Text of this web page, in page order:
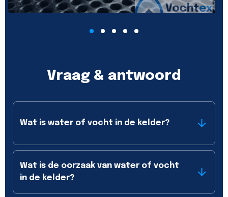
Vraag & antwoord
Wat is water of vocht in de kelder?
Wat is de oorzaak van water of vocht
in de kelder?